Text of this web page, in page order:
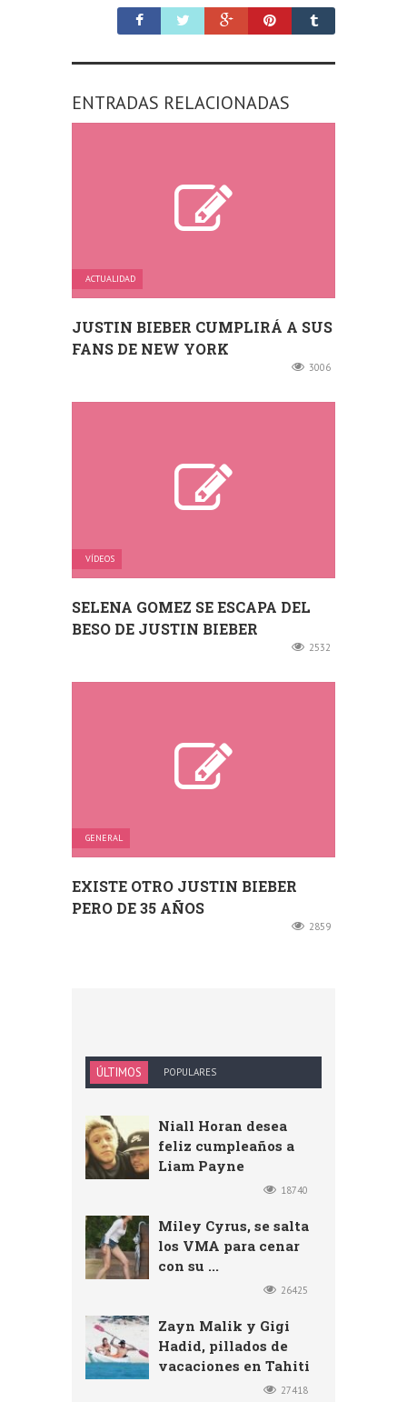
ENTRADAS RELACIONADAS
ACTUALIDAD
JUSTIN BIEBER CUMPLIRÁ A SUS
FANS DE NEW YORK
3006
VÍDEOS
SELENA GOMEZ SE ESCAPA DEL
BESO DE JUSTIN BIEBER
2532
GENERAL
EXISTE OTRO JUSTIN BIEBER
PERO DE 35 AÑOS
2859
ÚLTIMOS POPULARES
Niall Horan desea
feliz cumpleaños a
Liam Payne
18740
Miley Cyrus, se salta
los VMA para cenar
con su ...
26425
Zayn Malik y Gigi
Hadid, pillados de
vacaciones en Tahiti
27418